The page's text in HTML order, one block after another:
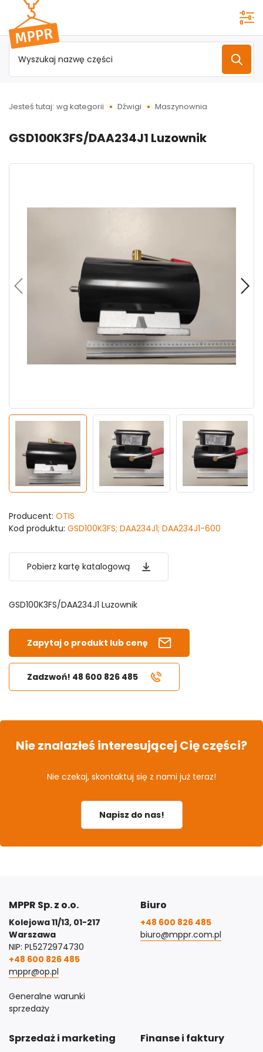
Przejdź do
menu
głównego
Jesteś tutaj: wg kategorii Dźwigi Maszynownia
GSD100K3FS/DAA234J1 Luzownik
Producent: OTIS
Kod produktu: GSD100K3FS; DAA234J1; DAA234J1-600
Pobierz kartę katalogową
GSD100K3FS/DAA234J1 Luzownik
Zapytaj o produkt lub cenę
Zadzwoń! 48 600 826 485
Nie znalazłeś interesującej Cię części?
Nie czekaj, skontaktuj się z nami już teraz!
Napisz do nas!
MPPR Sp. z o.o.
Kolejowa 11/13, 01-217
Warszawa
NIP: PL5272974730
+48 600 826 485
mppr@op.pl
Generalne warunki
sprzedaży
Biuro
+48 600 826 485
biuro@mppr.com.pl
Sprzedaż i marketing Finanse i faktury